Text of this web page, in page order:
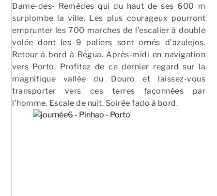
Dame-des- Remèdes qui du haut de ses 600 m
surplombe la ville. Les plus courageux pourront
emprunter les 700 marches de l’escalier à double
volée dont les 9 paliers sont ornés d’azulejos.
Retour à bord à Régua. Après-midi en navigation
vers Porto. Profitez de ce dernier regard sur la
magnifique vallée du Douro et laissez-vous
transporter vers ces terres façonnées par
l’homme. Escale de nuit. Soirée fado à bord.